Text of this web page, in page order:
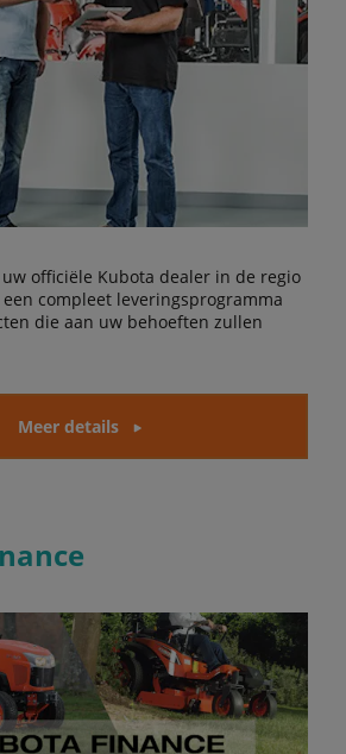
officiële Kubota dealer in de regio
compleet leveringsprogramma
die aan uw behoeften zullen
Meer details